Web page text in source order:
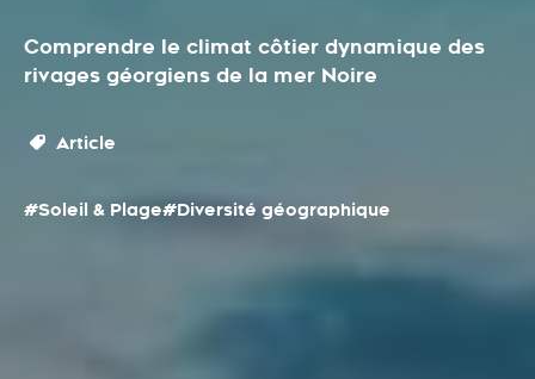
Comprendre le climat côtier dynamique des
rivages géorgiens de la mer Noire
Article
#Soleil & Plage#Diversité géographique